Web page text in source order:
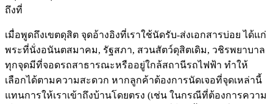
ถึงที่
เมื่อพูดถึงเขตดุสิต จุดอ้างอิงที่เราใช้นัดรับ-ส่งเอกสารบ่อย ได้แก่
พระที่นั่งอนันตสมาคม, รัฐสภา, สวนสัตว์ดุสิตเดิม, วชิรพยาบาล
ทุกจุดมีที่จอดรถสาธารณะหรืออยู่ใกล้สถานีรถไฟฟ้า ทำให้
เลือกได้ตามความสะดวก หากลูกค้าต้องการนัดเจอที่จุดเหล่านี้
แทนการให้เราเข้าถึงบ้านโดยตรง (เช่น ในกรณีที่ต้องการความ